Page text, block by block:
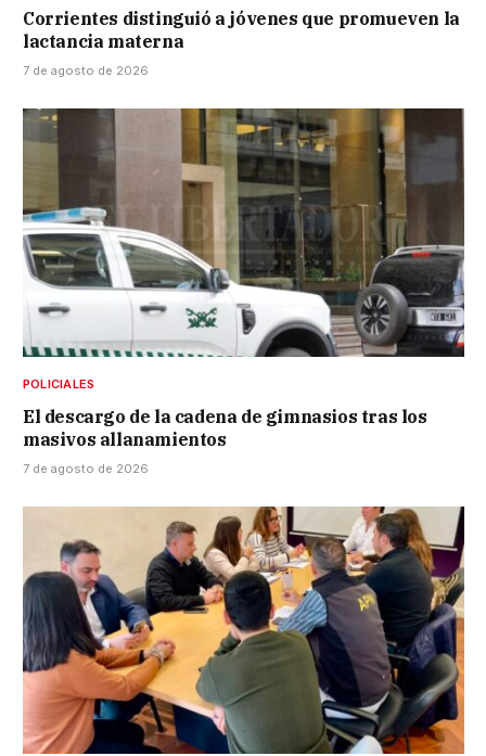
Corrientes distinguió a jóvenes que promueven la
lactancia materna
7 de agosto de 2026
POLICIALES
El descargo de la cadena de gimnasios tras los
masivos allanamientos
7 de agosto de 2026